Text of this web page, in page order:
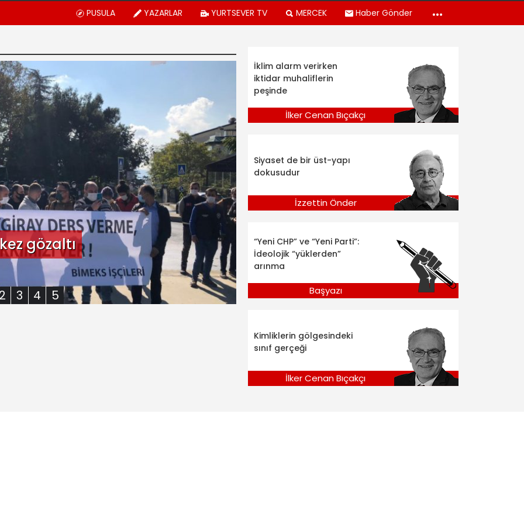
PUSULA YAZARLAR YURTSEVER TV MERCEK Haber Gönder
3 4 5
gözaltı
İklim alarm verirken
iktidar muhaliflerin
peşinde
İlker Cenan Bıçakçı
Siyaset de bir üst-yapı
dokusudur
İzzettin Önder
“Yeni CHP” ve “Yeni Parti”:
İdeolojik “yüklerden”
arınma
Başyazı
Kimliklerin gölgesindeki
sınıf gerçeği
İlker Cenan Bıçakçı